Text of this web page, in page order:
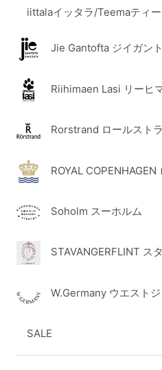
iittalaイッタラ/Teemaティ
Jie Gantofta ジイガン
Riihimaen Lasi リーヒ
Rorstrand ロールスト
ROYAL
Soholm スーホルム
STAVANGERFLINT ス
W.Germany ウエスト
SALE